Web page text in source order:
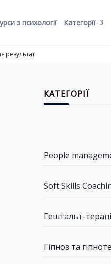
з психології Категорїї
результат
КАТЕГОРІЇ
People
Soft Skills
Гештальт-
Гіпноз та